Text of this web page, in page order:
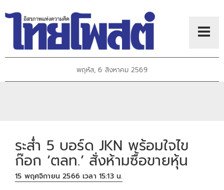
พฤหัส, 6 สิงหาคม 2569
ระส่ำ 5 บอร์ด JKN พร้อมใจไข
ก๊อก ‘ตลท.’ สั่งห้ามซื้อขายหุ้น
15 พฤศจิกายน 2566 เวลา 15:13 น.